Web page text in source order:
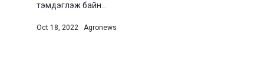
тэмдэглэж байн...
Oct 18, 2022 Agronews